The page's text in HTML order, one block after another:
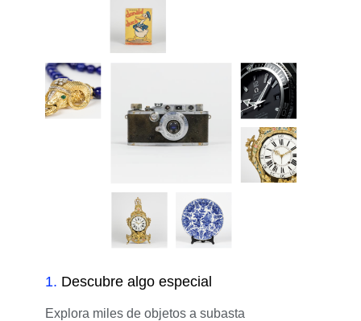
1. Descubre algo especial
Explora miles de objetos a subasta